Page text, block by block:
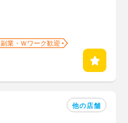
副業・Ｗワーク歓迎
他の店舗